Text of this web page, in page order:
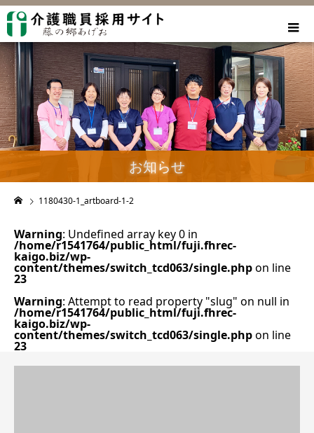
お知らせ
1180430-1_artboard-1-2
Warning: Undefined array key 0 in
/home/r1541764/public_html/fuji.fhrec-
kaigo.biz/wp-
content/themes/switch_tcd063/single.phpon line
23
Warning: Attempt to read property "slug" on null in
/home/r1541764/public_html/fuji.fhrec-
kaigo.biz/wp-
content/themes/switch_tcd063/single.phpon line
23